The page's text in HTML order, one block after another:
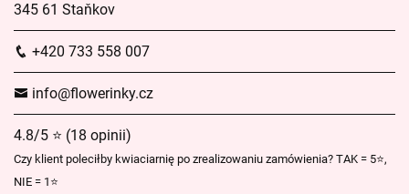
345 61 Staňkov
+420 733 558 007
info@flowerinky.cz
4.8/5 ⭐ (18 opinii)
Czy klient poleciłby kwiaciarnię po zrealizowaniu zamówienia? TAK = 5⭐,
NIE = 1⭐